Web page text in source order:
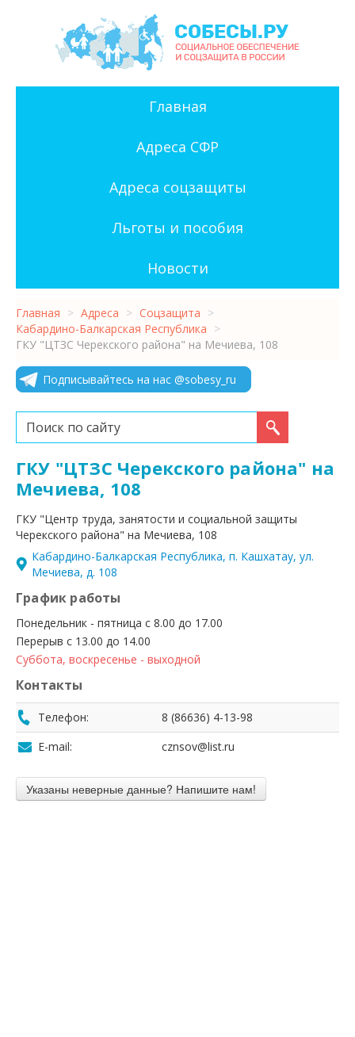
Главная
Адреса СФР
Адреса соцзащиты
Льготы и пособия
Новости
Главная > Адреса > Соцзащита >
Кабардино-Балкарская Республика >
ГКУ "ЦТЗС Черекского района" на Мечиева, 108
Подписывайтесь на нас @sobesy_ru
Искать...
ГКУ "ЦТЗС Черекского района" на
Мечиева, 108
ГКУ "Центр труда, занятости и социальной защиты
Черекского района" на Мечиева, 108
Кабардино-Балкарская Республика, п. Кашхатау, ул.
Мечиева, д. 108
График работы
Понедельник - пятница с 8.00 до 17.00
Перерыв с 13.00 до 14.00
Суббота, воскресенье - выходной
Контакты
Телефон:
8 (86636) 4-13-98
E-mail:
cznsov@list.ru